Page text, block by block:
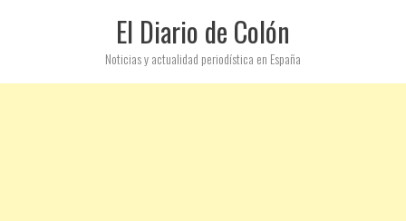
El Diario de Colón
Noticias y actualidad periodística en España